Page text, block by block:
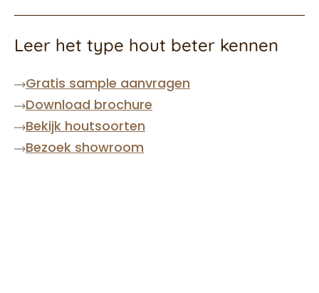
Leer het type hout beter kennen
Gratis sample aanvragen
Download brochure
Bekijk houtsoorten
Bezoek showroom